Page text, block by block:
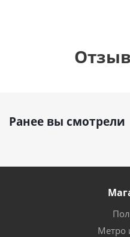
Ранее вы смотрели
Метро